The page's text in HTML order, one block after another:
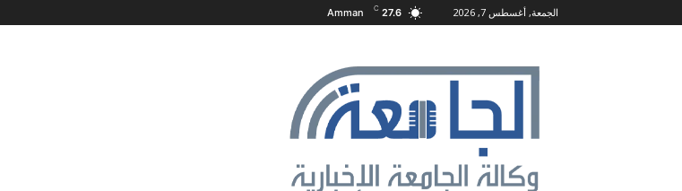
الجمعة, أغسطس 7, 2026 27.6
C
Amman